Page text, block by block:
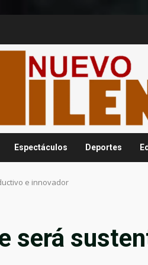
Espectáculos Deportes
e innovador
será